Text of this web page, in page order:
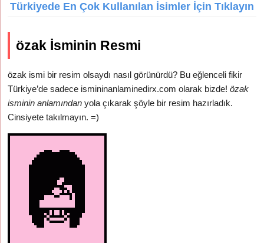
Türkiyede En Çok Kullanılan İsimler İçin Tıklayın
özak İsminin Resmi
özak ismi bir resim olsaydı nasıl görünürdü? Bu eğlenceli fikir
Türkiye’de sadece ismininanlaminedirx.com olarak bizde!özak
isminin anlamından yola çıkarak şöyle bir resim hazırladık.
Cinsiyete takılmayın. =)